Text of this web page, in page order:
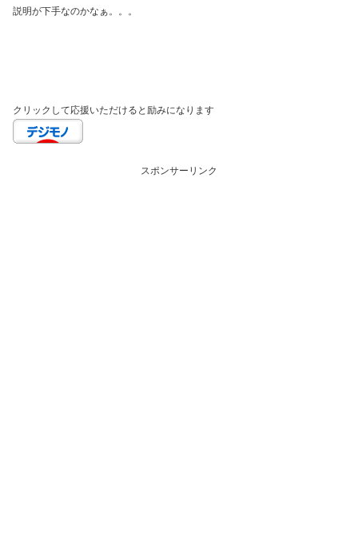
説明が下手なのかなぁ。。。
クリックして応援いただけると励みになります
スポンサーリンク